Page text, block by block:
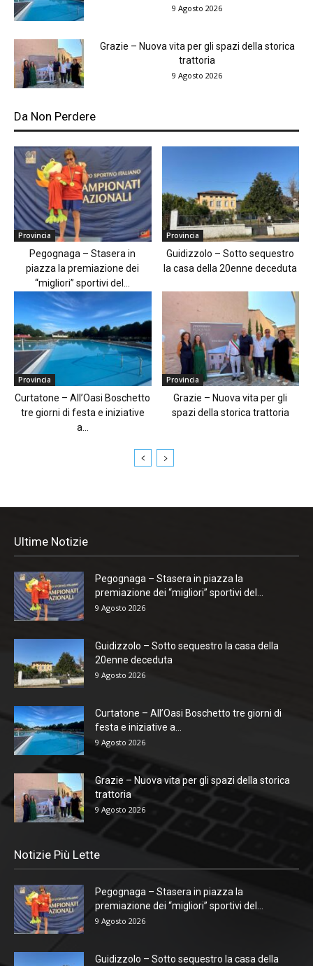
9 Agosto 2026
Grazie – Nuova vita per gli spazi della storica
trattoria
9 Agosto 2026
Da Non Perdere
Provincia
Pegognaga – Stasera in
piazza la premiazione dei
“migliori” sportivi del...
Provincia
Guidizzolo – Sotto sequestro
la casa della 20enne deceduta
Provincia
Curtatone – All’Oasi Boschetto
tre giorni di festa e iniziative
a...
Provincia
Grazie – Nuova vita per gli
spazi della storica trattoria
Ultime Notizie
Pegognaga – Stasera in piazza la
premiazione dei “migliori” sportivi del...
9 Agosto 2026
Guidizzolo – Sotto sequestro la casa della
20enne deceduta
9 Agosto 2026
Curtatone – All’Oasi Boschetto tre giorni di
festa e iniziative a...
9 Agosto 2026
Grazie – Nuova vita per gli spazi della storica
trattoria
9 Agosto 2026
Notizie Più Lette
Pegognaga – Stasera in piazza la
premiazione dei “migliori” sportivi del...
9 Agosto 2026
Guidizzolo – Sotto sequestro la casa della